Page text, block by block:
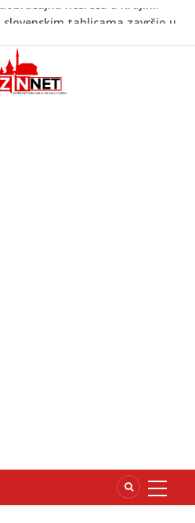
i kada nestaje struja u Krajini
preselila Balkić rođ. Ičić
preselio ĆORALIĆ (Mahmut)